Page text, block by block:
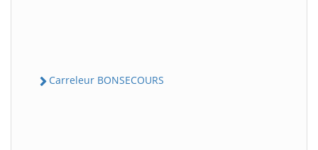
Carreleur BONSECOURS